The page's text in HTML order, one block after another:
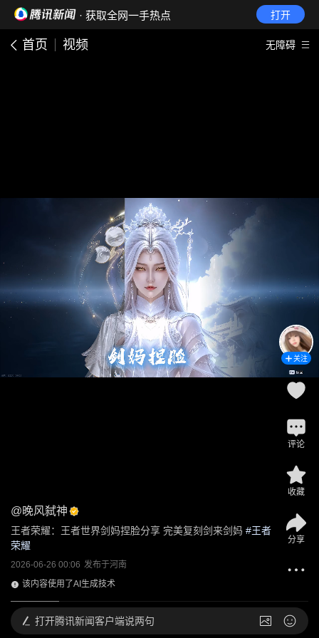
· 获取全网一手热点 打开
首页 视频 无障碍
@晚风弑神
王者荣耀：王者世界剑妈捏脸分享 完美复刻剑来剑妈 #王者
荣耀
2026-06-26 00:06 发布于河南
该内容使用了AI生成技术
关注
评论
收藏
分享
打开腾讯新闻客户端说两句